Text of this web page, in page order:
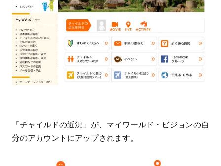
6.1.4
申し込
み内容
6.1.5
アンケ
6.1.6
チャイ
希望を
「チャイルドの近況」が、マイワールド・ビジョンの自
分のアカウントにアップされます。